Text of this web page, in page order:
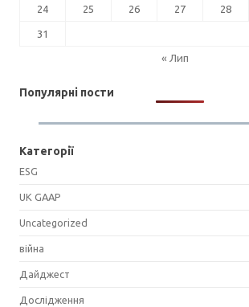
24 25 26 27 28
31
« Лип
Популярні пости
Категорії
ESG
UK GAAP
Uncategorized
війна
Дайджест
Дослідження